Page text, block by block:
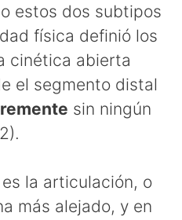
estos dos subtipos
física definió los
cinética abierta
el segmento distal
sin ningún
la articulación, o
más alejado, y en